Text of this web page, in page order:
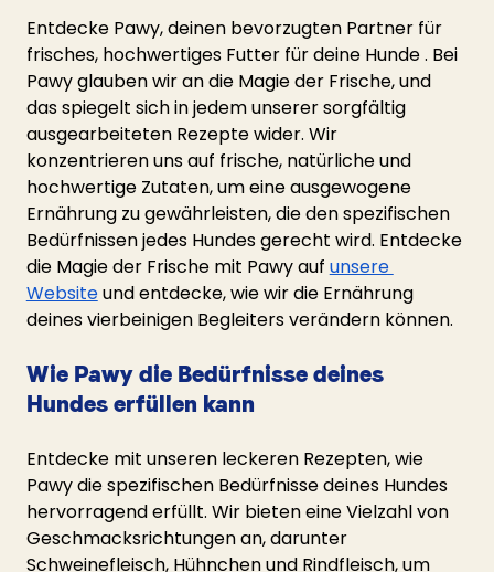
Entdecke Pawy, deinen bevorzugten Partner für
frisches, hochwertiges Futter für deine Hunde . Bei
Pawy glauben wir an die Magie der Frische, und
das spiegelt sich in jedem unserer sorgfältig
ausgearbeiteten Rezepte wider. Wir
konzentrieren uns auf frische, natürliche und
hochwertige Zutaten, um eine ausgewogene
Ernährung zu gewährleisten, die den spezifischen
Bedürfnissen jedes Hundes gerecht wird. Entdecke
die Magie der Frische mit Pawy auf unsere
Website und entdecke, wie wir die Ernährung
deines vierbeinigen Begleiters verändern können.
Wie Pawy die Bedürfnisse deines
Hundes erfüllen kann
Entdecke mit unseren leckeren Rezepten, wie
Pawy die spezifischen Bedürfnisse deines Hundes
hervorragend erfüllt. Wir bieten eine Vielzahl von
Geschmacksrichtungen an, darunter
Schweinefleisch, Hühnchen und Rindfleisch, um